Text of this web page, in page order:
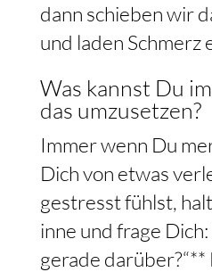
dann schieben wir
und laden Schmerz
Was kannst Du
das umzusetzen?
Immer wenn Du
Dich von etwas
gestresst fühlst,
inne und frage Dich:
gerade darüber?“**